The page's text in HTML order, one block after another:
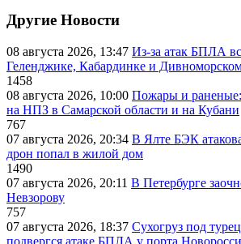
Другие Новости
08 августа 2026, 13:47 Из-за атак БПЛА
Геленджике, Кабардинке и
1458
08 августа 2026, 10:00 Пожары и раненые:
на НПЗ в Самарской области и на Кубани
767
07 августа 2026, 20:34 В Ялте БЭК
дрон попал в жилой дом
1490
07 августа 2026, 20:11 В Петербурге
Невзорову
757
07 августа 2026, 18:37 Сухогруз под
подвергся атаке БПЛА у порта